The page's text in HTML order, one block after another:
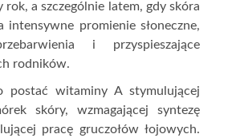
rok, a szczególnie latem, gdy skóra
intensywne promienie słoneczne,
i przyspieszające
rodników.
postać witaminy A stymulującej
skóry, wzmagającej syntezę
pracę gruczołów łojowych.